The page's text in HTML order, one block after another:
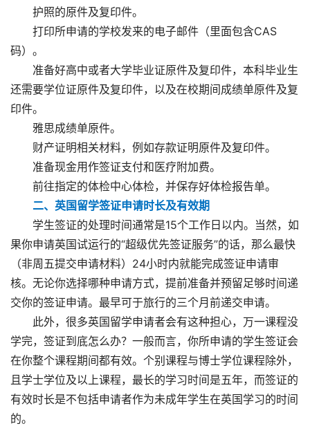
护照的原件及复印件。
打印所申请的学校发来的电子邮件（里面包含CAS
码）。
准备好高中或者大学毕业证原件及复印件，本科毕业生
还需要学位证原件及复印件，以及在校期间成绩单原件及复
印件。
雅思成绩单原件。
财产证明相关材料，例如存款证明原件及复印件。
准备现金用作签证支付和医疗附加费。
前往指定的体检中心体检，并保存好体检报告单。
二、英国留学签证申请时长及有效期
学生签证的处理时间通常是15个工作日以内。当然，如
果你申请英国试运行的“超级优先签证服务”的话，那么最快
（非周五提交申请材料）24小时内就能完成签证申请审
核。无论你选择哪种申请方式，提前准备并预留足够时间递
交你的签证申请。最早可于旅行的三个月前递交申请。
此外，很多英国留学申请者会有这种担心，万一课程没
学完，签证到底怎么办？一般而言，你所申请的学生签证会
在你整个课程期间都有效。个别课程与博士学位课程除外，
且学士学位及以上课程，最长的学习时间是五年，而签证的
有效时长是不包括申请者作为未成年学生在英国学习的时间
的。